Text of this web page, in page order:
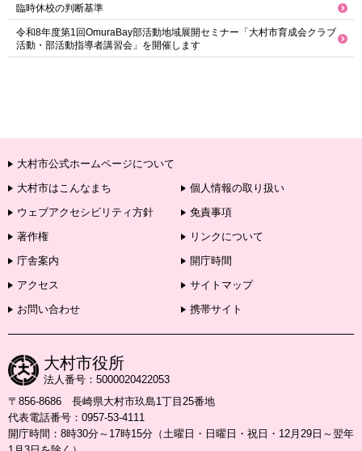
臨時休校の判断基準
令和8年度第1回OmuraBay部活動地域展開セミナー「大村市育成会クラブ
活動・部活動指導者講習会」を開催します
大村市公式ホームページについて
大村市はこんなまち
個人情報の取り扱い
ウェブアクセシビリティ方針
免責事項
著作権
リンクについて
庁舎案内
開庁時間
アクセス
サイトマップ
お問い合わせ
携帯サイト
大村市役所
法人番号：5000020422053
〒856-8686 長崎県大村市玖島1丁目25番地
代表電話番号：0957-53-4111
開庁時間：8時30分～17時15分（土曜日・日曜日・祝日・12月29日～翌年